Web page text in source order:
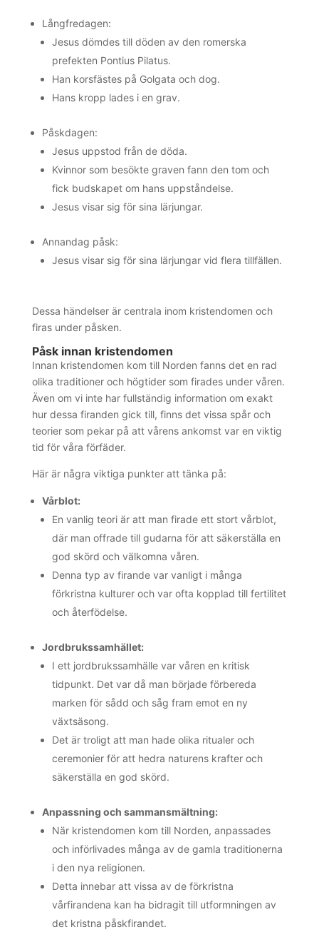
Långfredagen:
Jesus dömdes till döden av den romerska
prefekten Pontius Pilatus.
Han korsfästes på Golgata och dog.
Hans kropp lades i en grav.
Påskdagen:
Jesus uppstod från de döda.
Kvinnor som besökte graven fann den tom och
fick budskapet om hans uppståndelse.
Jesus visar sig för sina lärjungar.
Annandag påsk:
Jesus visar sig för sina lärjungar vid flera tillfällen.
Dessa händelser är centrala inom kristendomen och
firas under påsken.
Påsk innan kristendomen
Innan kristendomen kom till Norden fanns det en rad
olika traditioner och högtider som firades under våren.
Även om vi inte har fullständig information om exakt
hur dessa firanden gick till, finns det vissa spår och
teorier som pekar på att vårens ankomst var en viktig
tid för våra förfäder.
Här är några viktiga punkter att tänka på:
Vårblot:
En vanlig teori är att man firade ett stort vårblot,
där man offrade till gudarna för att säkerställa en
god skörd och välkomna våren.
Denna typ av firande var vanligt i många
förkristna kulturer och var ofta kopplad till fertilitet
och återfödelse.
Jordbrukssamhället:
I ett jordbrukssamhälle var våren en kritisk
tidpunkt. Det var då man började förbereda
marken för sådd och såg fram emot en ny
växtsäsong.
Det är troligt att man hade olika ritualer och
ceremonier för att hedra naturens krafter och
säkerställa en god skörd.
Anpassning och sammansmältning:
När kristendomen kom till Norden, anpassades
och införlivades många av de gamla traditionerna
i den nya religionen.
Detta innebar att vissa av de förkristna
vårfirandena kan ha bidragit till utformningen av
det kristna påskfirandet.